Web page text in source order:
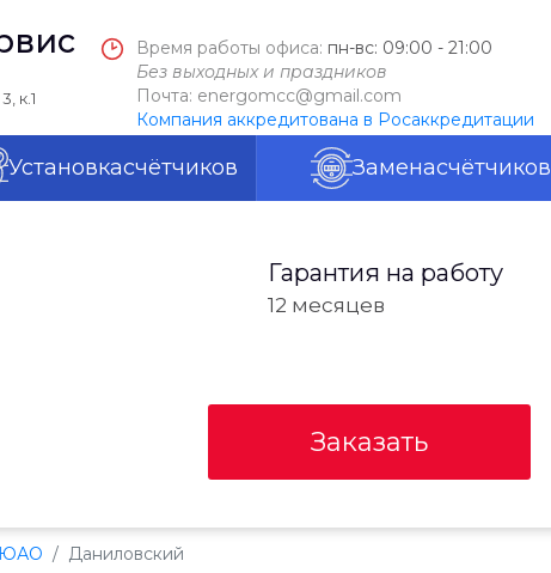
к.1
Время работы офиса: пн-вс: 09:00 - 21:00
Без выходных и праздников
Почта: energomcc@gmail.com
Компания аккредитована в Росаккредитации
Установкасчётчиков Заменасчётчиков
Гарантия на работу
12 месяцев
Заказать
ЮАО Даниловский